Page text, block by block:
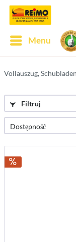
Menu
Vollauszug,
Filtruj